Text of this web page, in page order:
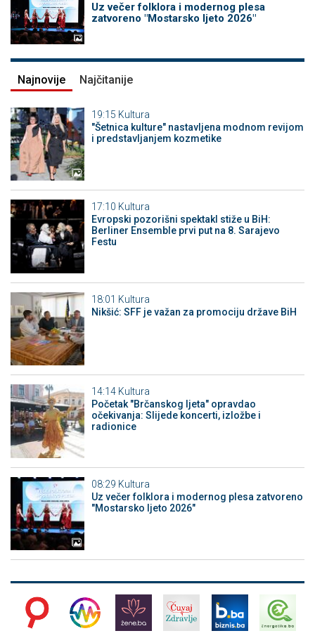
Uz večer folklora i modernog plesa
zatvoreno "Mostarsko ljeto 2026"
Najnovije Najčitanije
19:15 Kultura
"Šetnica kulture" nastavljena modnom revijom
i predstavljanjem kozmetike
17:10 Kultura
Evropski pozorišni spektakl stiže u BiH:
Berliner Ensemble prvi put na 8. Sarajevo
Festu
18:01 Kultura
Nikšić: SFF je važan za promociju države BiH
14:14 Kultura
Početak "Brčanskog ljeta" opravdao
očekivanja: Slijede koncerti, izložbe i
radionice
08:29 Kultura
Uz večer folklora i modernog plesa zatvoreno
"Mostarsko ljeto 2026"